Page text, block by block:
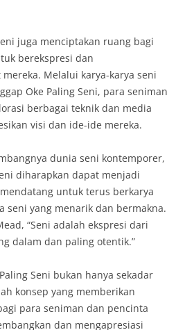
juga menciptakan ruang bagi
berekspresi dan
Melalui karya-karya seni
Oke Paling Seni, para seniman
berbagai teknik dan media
visi dan ide-ide mereka.
dunia seni kontemporer,
diharapkan dapat menjadi
untuk terus berkarya
seni yang menarik dan bermakna.
“Seni adalah ekspresi dari
dalam dan paling otentik.”
Seni bukan hanya sekadar
konsep yang memberikan
para seniman dan pencinta
dan mengapresiasi